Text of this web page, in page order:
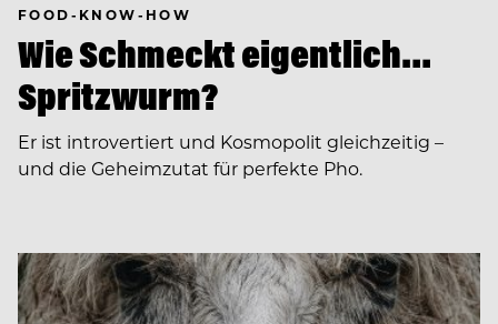
FOOD-KNOW-HOW
Wie Schmeckt eigentlich…
Spritzwurm?
Er ist introvertiert und Kosmopolit gleichzeitig –
und die Geheimzutat für perfekte Pho.